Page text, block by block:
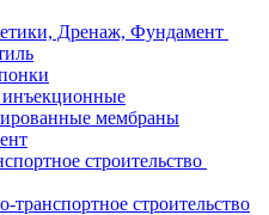
Дренаж, Фундамент
мембраны
строительство
транспортное строительство